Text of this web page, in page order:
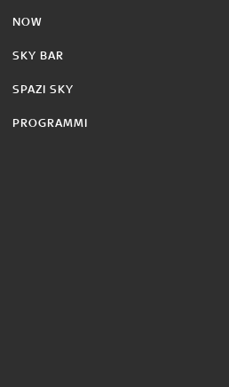
NOW
SKY BAR
SPAZI SKY
PROGRAMMI